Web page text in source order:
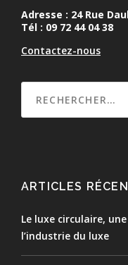
Adresse : 24 Rue
Tél : 09 72 44 04 38
Contactez-nous
ARTICLES
Le luxe circulaire,
l’industrie du luxe